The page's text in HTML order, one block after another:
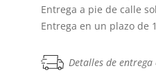
Entrega a pie de calle
Entrega en un plazo de
Detalles de